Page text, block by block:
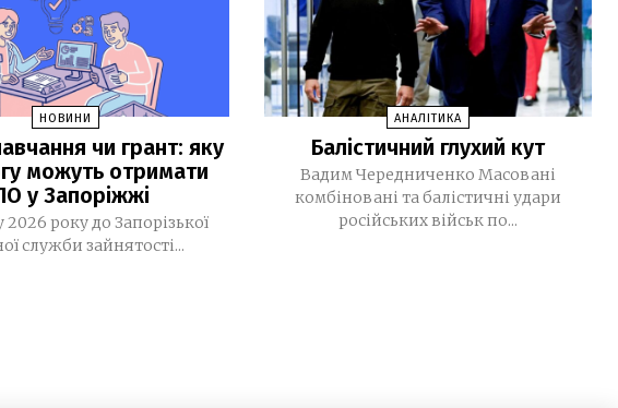
— РНБО
МВС запровадило нові виплати для
військових Нацгвардії, ДПСУ та
поліції
11:16
У Monobank з’явилася нова функція:
до транзакцій тепер можна
додавати фото чеків
НОВИНИ
чи грант: яку
можуть отримати
у Запоріжжі
2026 року до Запорізької
служби зайнятості...
АНАЛІТИКА
Балістичний глухий кут
Вадим Чередниченко Масовані
комбіновані та балістичні удари
російських військ по...